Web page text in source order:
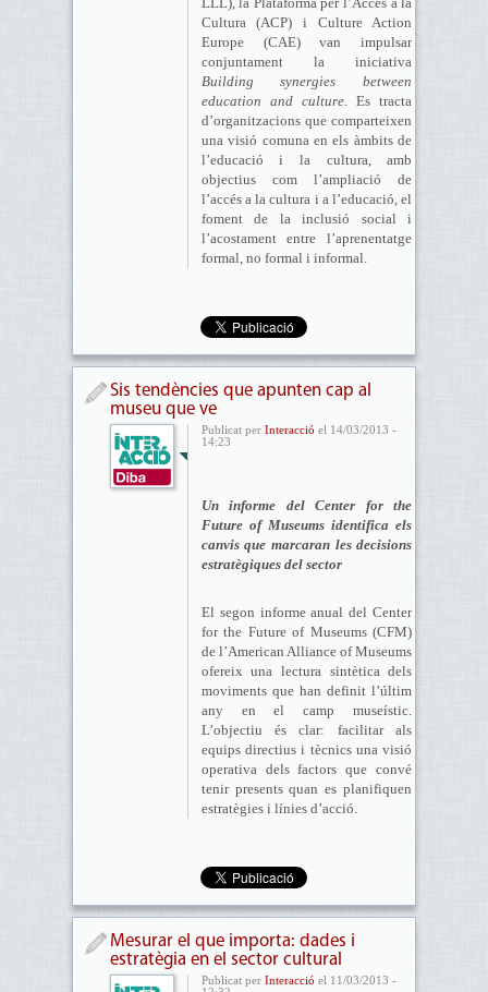
Cultura (ACP) i Culture Action
Europe (CAE) van impulsar
conjuntament la iniciativa
Building synergies between
education and culture. Es tracta
d’organitzacions que comparteixen
una visió comuna en els àmbits de
l’educació i la cultura, amb
objectius com l’ampliació de
l’accés a la cultura i a l’educació, el
foment de la inclusió social i
l’acostament entre l’aprenentatge
formal, no formal i informal.
Sis tendències que apunten cap al
museu que ve
Publicat per Interacció el 14/03/2013 -
14:23
Un informe del Center for the
Future of Museums identifica els
canvis que marcaran les decisions
estratègiques del sector
El segon informe anual del Center
for the Future of Museums (CFM)
de l’American Alliance of Museums
ofereix una lectura sintètica dels
moviments que han definit l’últim
any en el camp museístic.
L’objectiu és clar: facilitar als
equips directius i tècnics una visió
operativa dels factors que convé
tenir presents quan es planifiquen
estratègies i línies d’acció.
Mesurar el que importa: dades i
estratègia en el sector cultural
Publicat per Interacció el 11/03/2013 -